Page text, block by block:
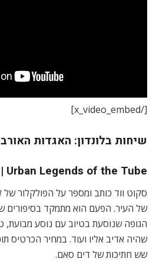
[/x_video_embed]
שיחות בלונדון: האגדות
Urban Legends of the Tube
סקוט ווד כותב ומספר על הפולקלור של
של העיר. הפעם הוא מתמקד בסיפורים
הגופה שנוסעת בטיוב עם נוסע מבועת,
שהיה אדיב אליו ועוד. במחיר הכרטיס
שש חתיכות של דים סאם.